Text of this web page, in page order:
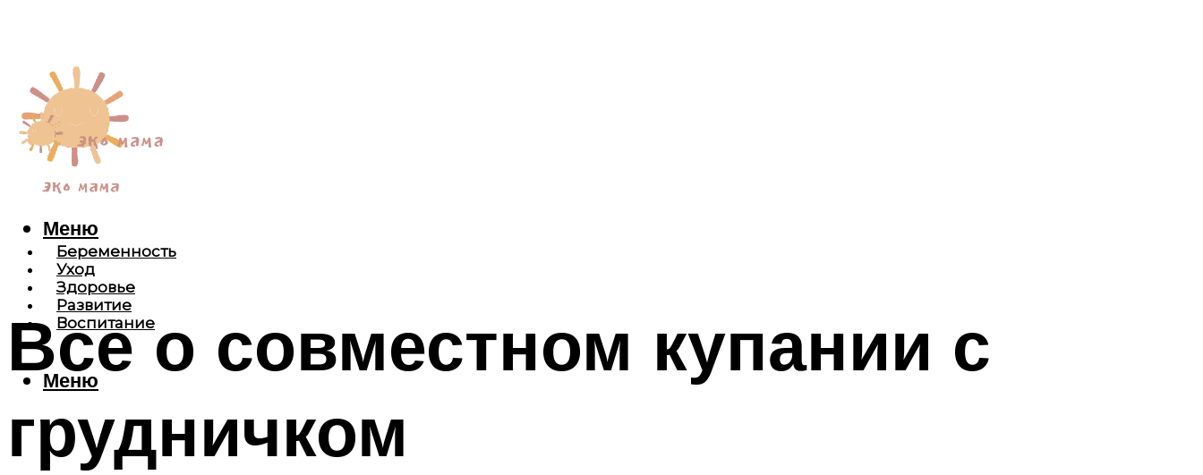
Беременность
Уход
Здоровье
Развитие
Воспитание
Меню
Меню
Все о совместном купании с
грудничком